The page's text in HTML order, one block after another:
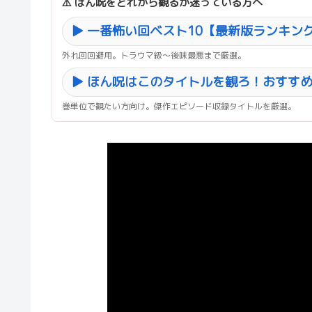
▶ 一番怖い回ベスト10【最新版ランキング
外れ回回避用。トラウマ級〜後味最悪まで厳選。
▶ ほん呪はこのタイトルを観ろ！おすす
巻単位で観たい方向け。傑作エピソード収録タイトルを厳選。